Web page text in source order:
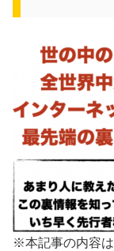
※本記事の内容